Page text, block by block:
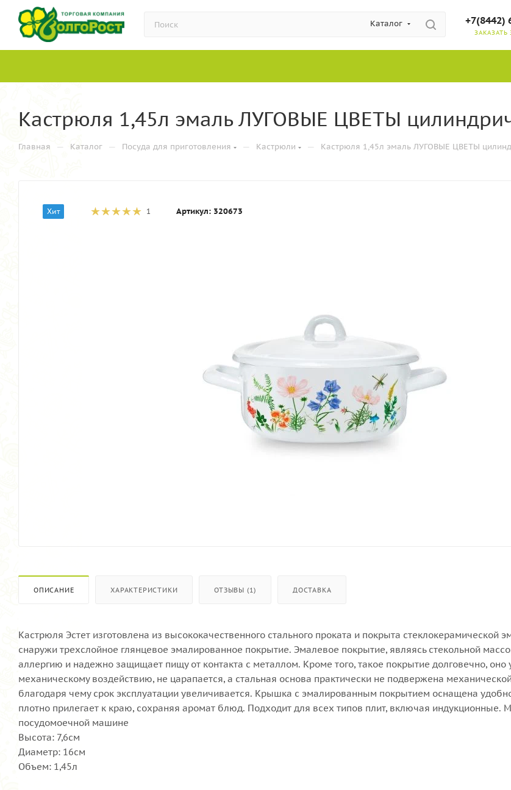
Каталог +7(8442)
ЗАКАЗАТЬ
Кастрюля 1,45л эмаль ЛУГОВЫЕ ЦВЕТЫ
Главная — Каталог — Посуда для приготовления — Кастрюли — Кастрюля 1,45л эмаль ЛУГОВЫЕ ЦВЕТЫ
Хит 1 Артикул: 320673
ОПИСАНИЕ ХАРАКТЕРИСТИКИ ОТЗЫВЫ (1) ДОСТАВКА
Кастрюля Эстет изготовлена из высококачественного стального проката и покрыта стеклокерамической
снаружи трехслойное глянцевое эмалированное покрытие. Эмалевое покрытие, являясь стекольной
аллергию и надежно защищает пищу от контакта с металлом. Кроме того, такое покрытие долговечно, оно
механическому воздействию, не царапается, а стальная основа практически не подвержена
благодаря чему срок эксплуатации увеличивается. Крышка с эмалированным покрытием оснащена
плотно прилегает к краю, сохраняя аромат блюд. Подходит для всех типов плит, включая индукционные.
посудомоечной машине
Высота: 7,6см
Диаметр: 16см
Объем: 1,45л